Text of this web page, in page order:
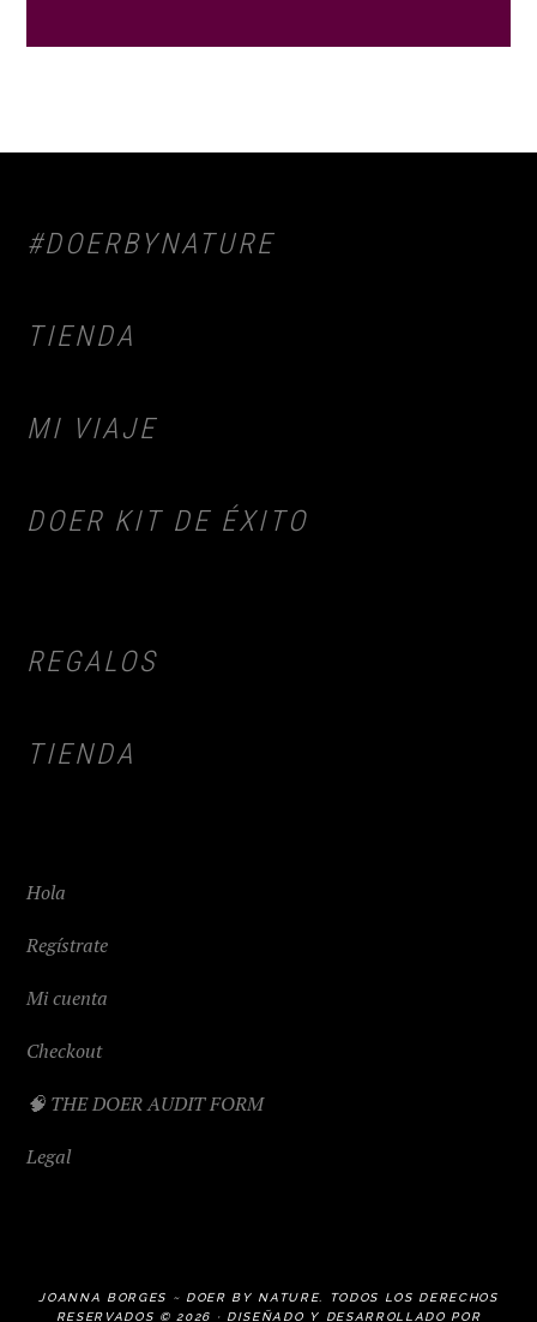
FOOTER
#DOERBYNATURE
TIENDA
MI VIAJE
DOER KIT DE ÉXITO
REGALOS
TIENDA
Hola
Regístrate
Mi cuenta
Checkout
🧠 THE DOER AUDIT FORM
Legal
JOANNA BORGES ~ DOER BY NATURE. TODOS LOS DERECHOS
RESERVADOS © 2026 · DISEÑADO Y DESARROLLADO POR